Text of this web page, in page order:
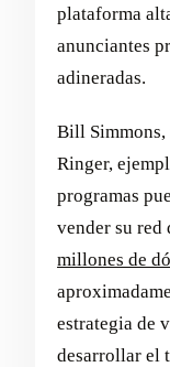
plataforma
anunciantes
adineradas.
Bill Simmons,
Ringer,
programas
vender su red
millones de
estrategia de
desarrollar el